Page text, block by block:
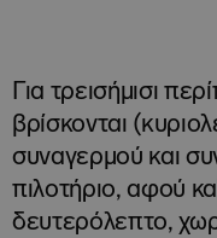
Για τρεισήμισι
βρίσκονται
συναγερμού και
πιλοτήριο, αφού
δευτερόλεπτο,